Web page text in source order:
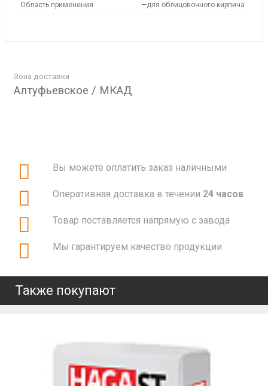
Область применения —для облицовочного кирпича
Зона доставки
Алтуфьевское / МКАД
Вы можете оплатить заказ наличными
Оперативная доставка в течении 24 часов
Товар поставляется напрямую с завода
Мы гарантируем качество продукции
Также покупают